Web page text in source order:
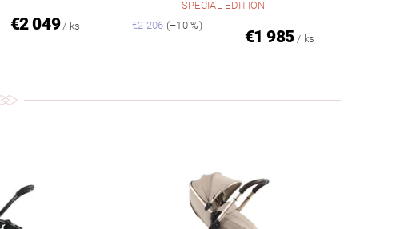
€2 049 / ks
SPECIAL EDITION
€2 206(–10 %)
€1 985 / ks